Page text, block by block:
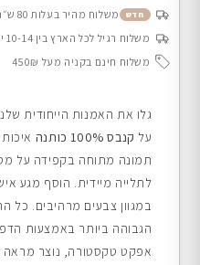
חדש
משלוח מהיר בעלות 80 ש״ח בין 4-8 ימי עסקים
משלוח רגיל לכל הארץ בין 10-14 ימי עסקים
משלוח חינם בקניה מעל 450₪
גלו את האמנות הייחודית
על קנבס 100% כותנה
תמונה מתוחה בקפידה על
לתלייה מיידית. הוסף מגע
במגוון צבעים מרהיבים. כל
הגבוהה ביותר באמצעות
אפקט טקסטורה, נוצר